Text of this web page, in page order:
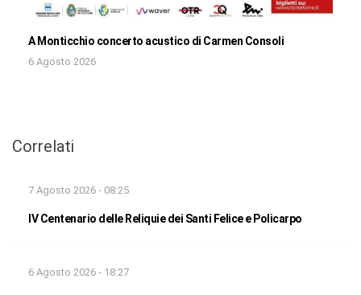
A Monticchio concerto acustico di Carmen Consoli
6 Agosto 2026
Correlati
7 Agosto 2026 - 08:25
IV Centenario delle Reliquie dei Santi Felice e Policarpo
6 Agosto 2026 - 18:27